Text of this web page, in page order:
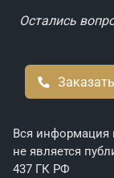
Остались
Вся информация
не является
437 ГК РФ